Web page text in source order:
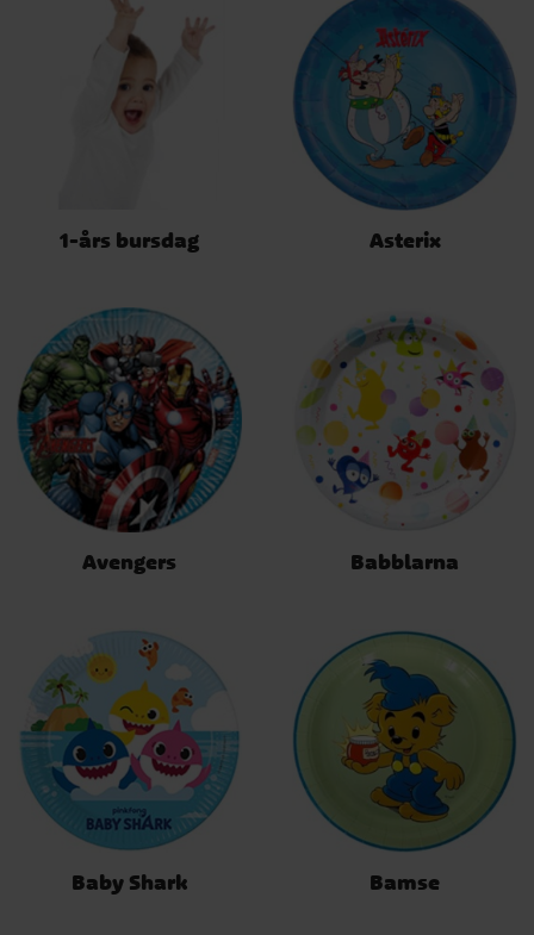
1-års bursdag Asterix
Avengers Babblarna
Baby Shark Bamse